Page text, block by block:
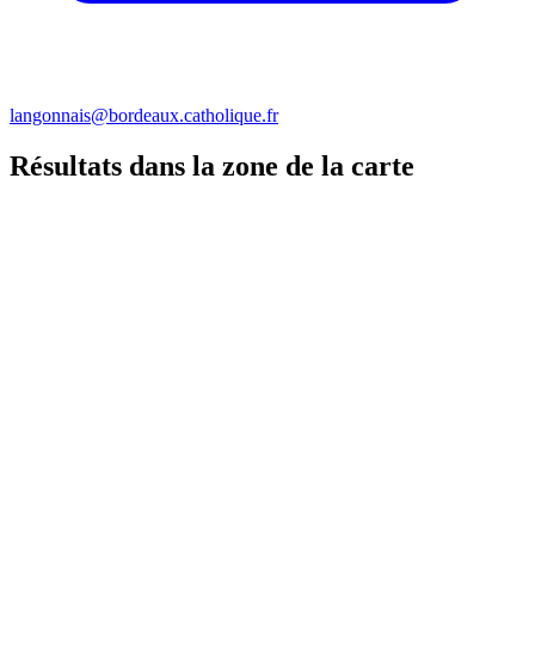
langonnais@bordeaux.catholique.fr
Résultats dans la zone de la carte